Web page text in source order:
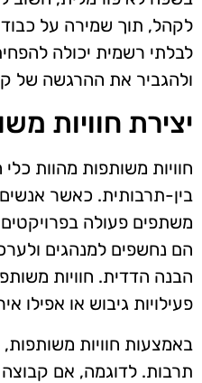
לקהל, תוך שמירה על
לבלתי רשמית יכולה
ולהגביר את ההרגשה של
יצירת חוויות
חוויות משותפות מהוות
בין-תרבותית. כאשר
משתפים פעולה בפרויקטים
הם נחשפים למנהגים
הבנה הדדית. חוויות
פעילויות גיבוש או אפילו
באמצעות חוויות
תרבות. לדוגמה, אם